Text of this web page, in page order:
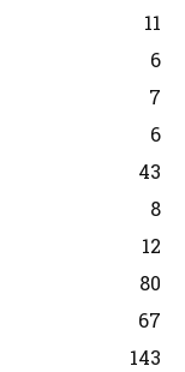
11
6
7
6
43
8
12
80
67
143